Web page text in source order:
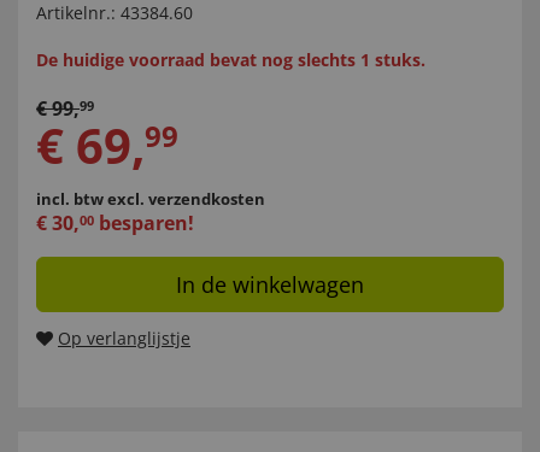
Artikelnr.: 43384.60
De huidige voorraad bevat nog slechts 1 stuks.
€99,99
€ 69,99
incl. btwexcl. verzendkosten
€30,00 besparen!
In de winkelwagen
Op verlanglijstje